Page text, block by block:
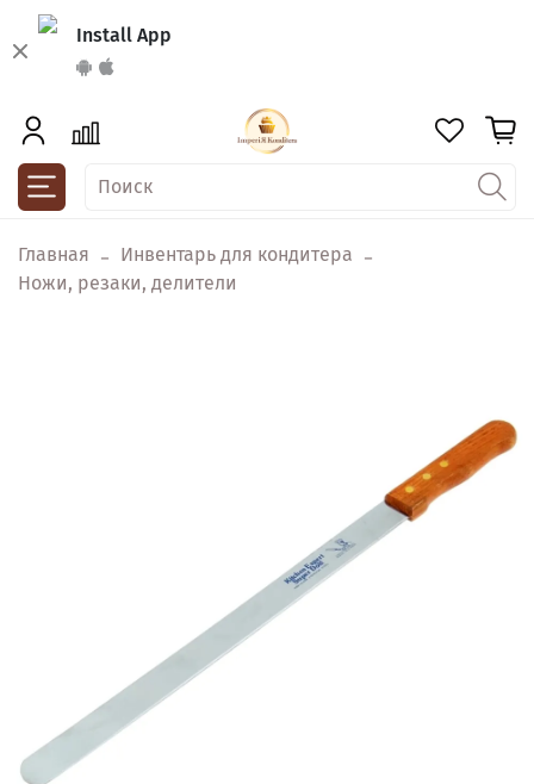
Install App
Главная
Инвентарь для кондитера
Ножи, резаки, делители